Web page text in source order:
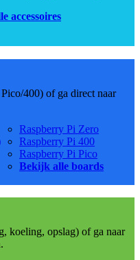
accessoires
400) of ga direct naar
Raspberry Pi Zero
Raspberry Pi 400
Raspberry Pi Pico
Bekijk alle boards
koeling, opslag) of ga naar